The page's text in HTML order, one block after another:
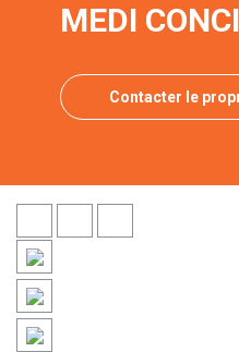
MEDI
Contacter le